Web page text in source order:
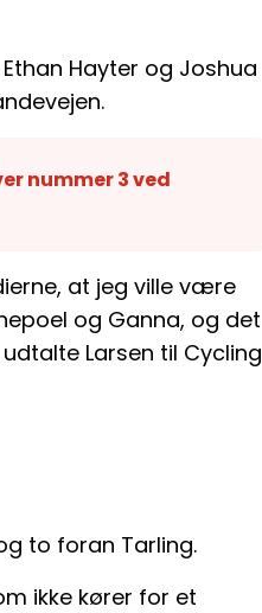
Hayter og Joshua
nummer 3 ved
at jeg ville være
og Ganna, og det
Larsen til Cycling
to foran Tarling.
ikke kører for et